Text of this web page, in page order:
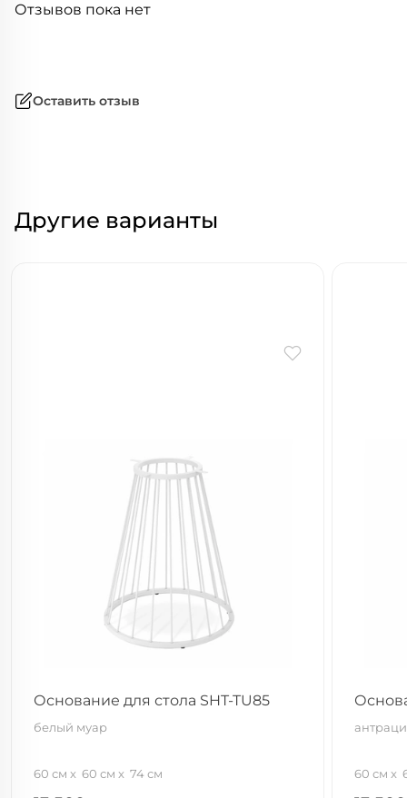
Отзывов пока нет
Оставить отзыв
Другие варианты
Основание для стола SHT-TU85
белый муар
60 см 60 см 74 см 60 см